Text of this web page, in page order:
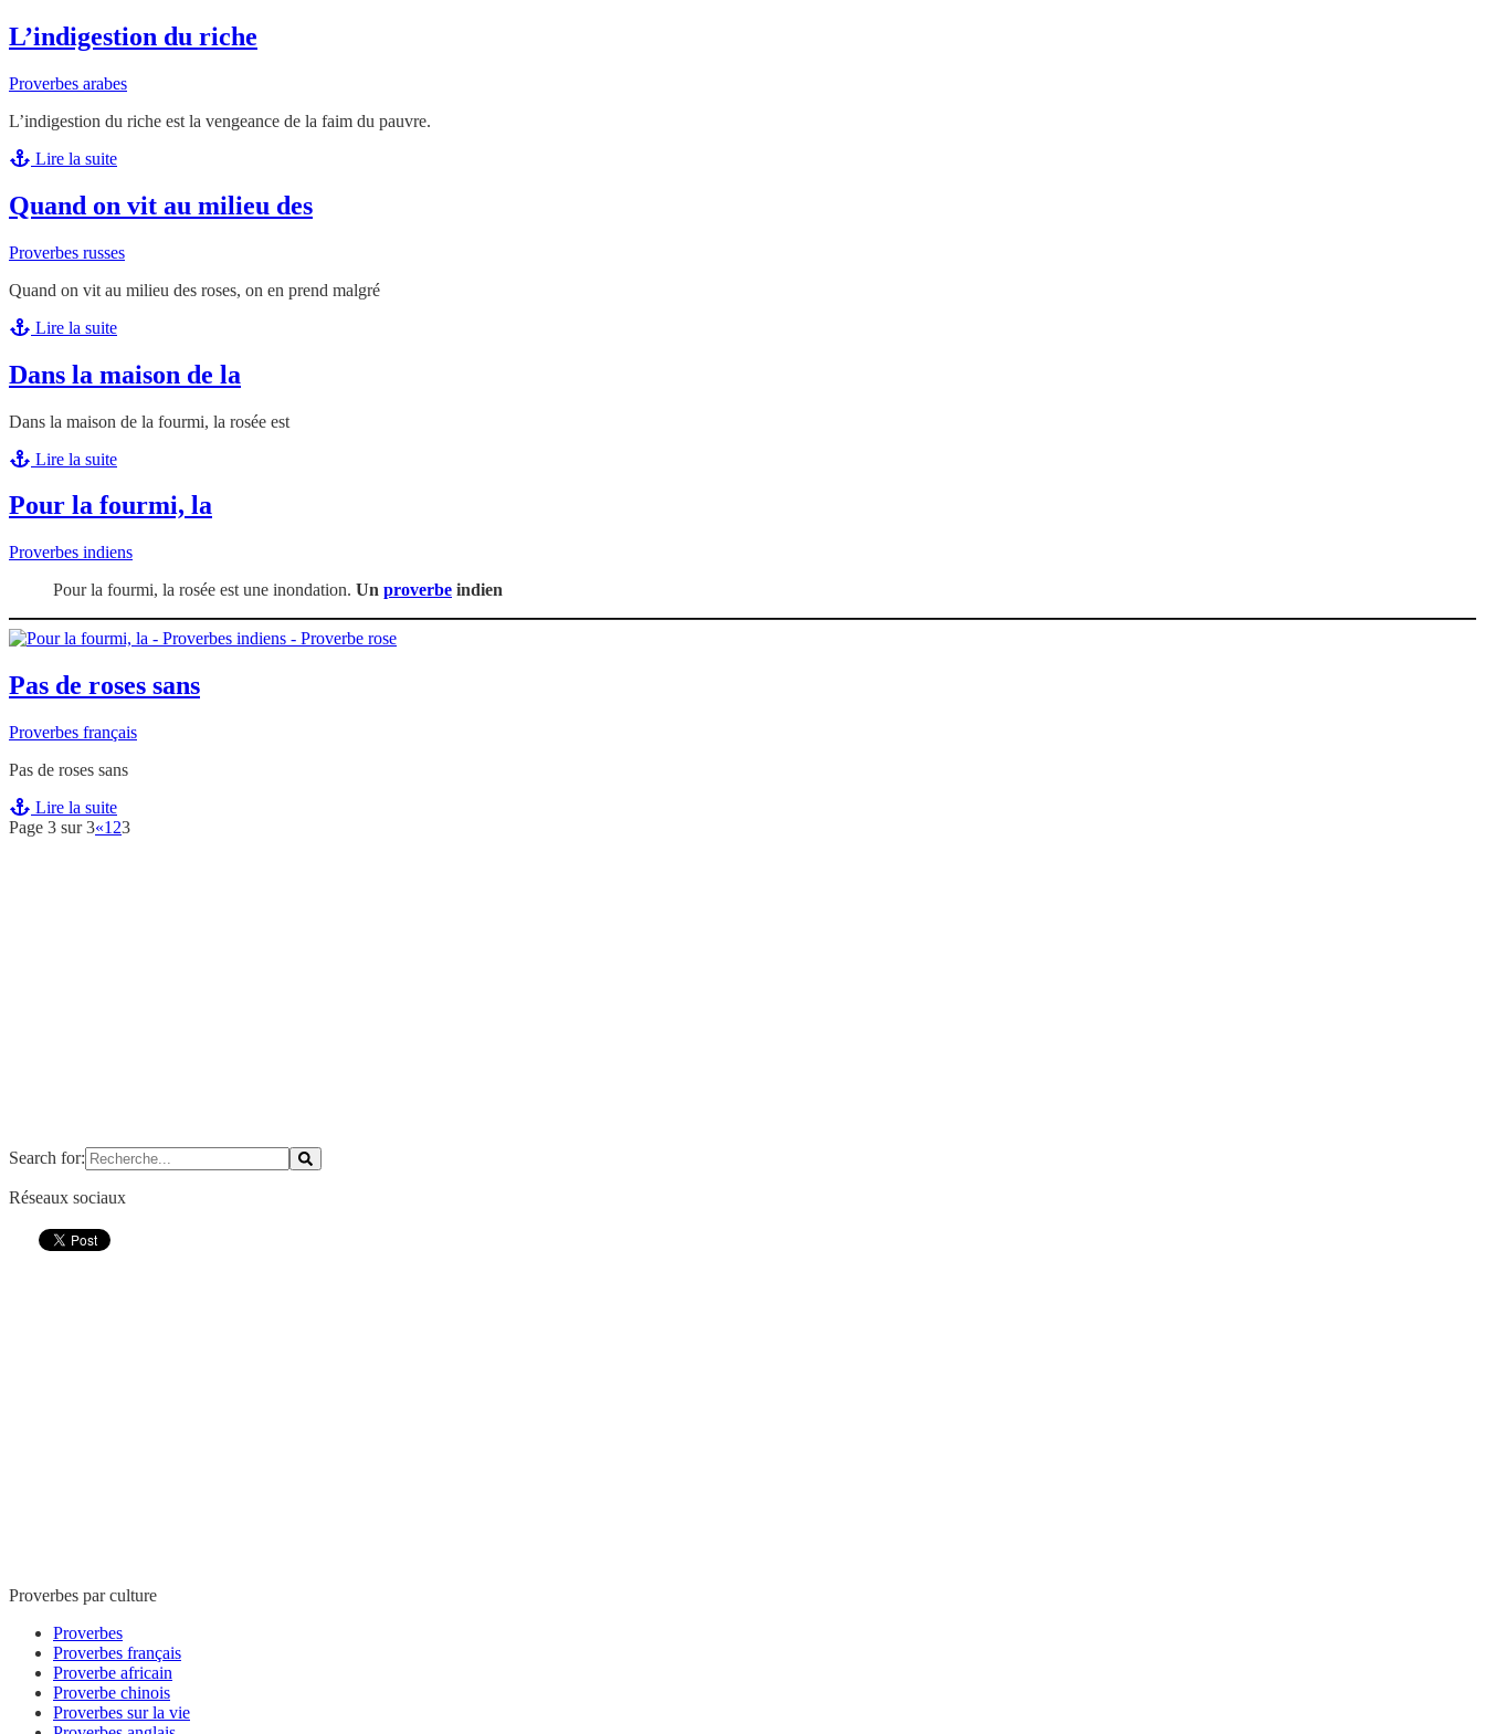
L’indigestion du riche
Proverbes arabes
L’indigestion du riche est la vengeance de la faim du pauvre.
Lire la suite
Quand on vit au milieu des
Proverbes russes
Quand on vit au milieu des roses, on en prend malgré
Lire la suite
Dans la maison de la
Dans la maison de la fourmi, la rosée est
Lire la suite
Pour la fourmi, la
Proverbes indiens
Pour la fourmi, la rosée est une inondation. Un proverbe indien
Pas de roses sans
Proverbes français
Pas de roses sans
Lire la suite
Page 3 sur 3«1 23
Search for:
Réseaux sociaux
Proverbes par culture
Proverbes
Proverbes français
Proverbe africain
Proverbe chinois
Proverbes sur la vie